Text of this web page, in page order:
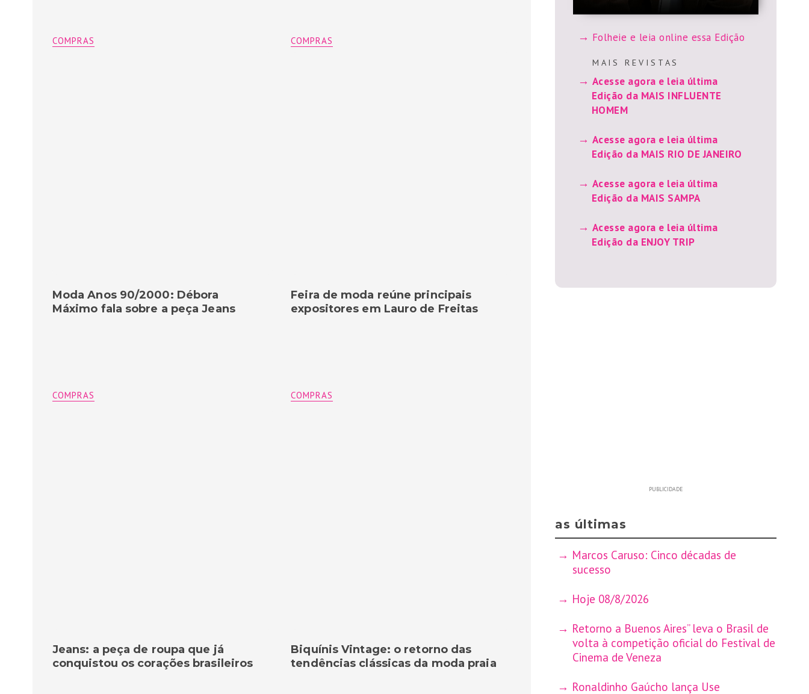
COMPRAS
Feira de moda reúne principais
expositores em Lauro de Freitas
COMPRAS
Moda Anos 90/2000: Débora
Máximo fala sobre a peça Jeans
COMPRAS
Biquínis Vintage: o retorno das
tendências clássicas da moda praia
COMPRAS
Jeans: a peça de roupa que já
conquistou os corações brasileiros
Folheie e leia online essa Edição
M A I S R E V I S T A S
Acesse agora e leia última
Edição da MAIS INFLUENTE
HOMEM
Acesse agora e leia última
Edição da MAIS RIO DE JANEIRO
Acesse agora e leia última
Edição da MAIS SAMPA
Acesse agora e leia última
Edição da ENJOY TRIP
PUBLICIDADE
as últimas
Marcos Caruso: Cinco décadas de
sucesso
Hoje 08/8/2026
Retorno a Buenos Aires” leva o Brasil de
volta à competição oficial do Festival de
Cinema de Veneza
Ronaldinho Gaúcho lança Use